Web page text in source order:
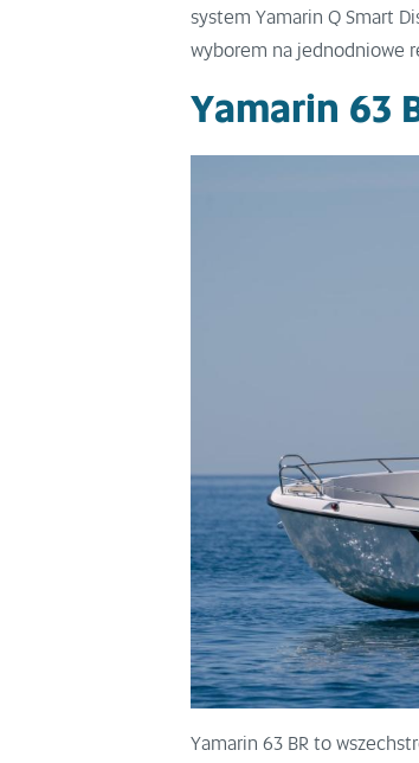
system Yamarin Q Smart
wyborem na jednodniowe
Yamarin 63
Yamarin 63 BR to